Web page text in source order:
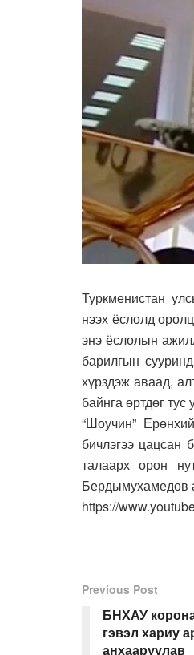
Туркменистан
нээх ёслолд
энэ ёслолын
барилгын
хүрздэж аваад,
байнга өртдөг
“Шоучин”
бичлэгээ
талаарх орон
Бердымухамедов
https://
Previous Post
БНХАУ
гэвэл хариу
анхааруулав